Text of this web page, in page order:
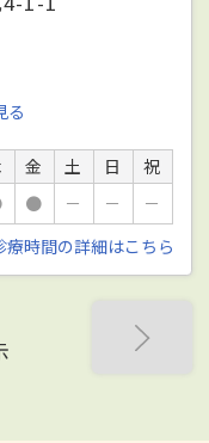
る
金 土 日
祝
● － －
－
療時間の詳細はこちら